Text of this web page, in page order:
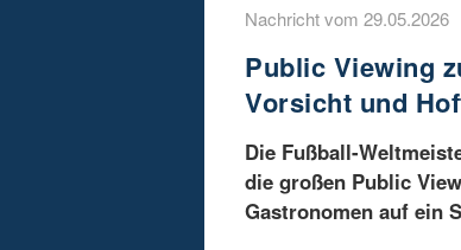
Nachricht vom
Public Viewing
Vorsicht und
Die Fußball-
die großen Public
Gastronomen auf ein